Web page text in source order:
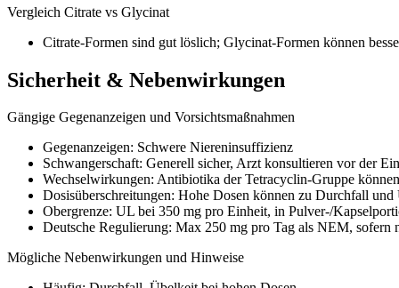
Vergleich Citrate vs Glycinat
Citrate-Formen sind gut löslich; Glycinat-Formen können
Sicherheit & Nebenwirkungen
Gängige Gegenanzeigen und Vorsichtsmaßnahmen
Gegenanzeigen: Schwere Niereninsuffizienz
Schwangerschaft: Generell sicher, Arzt konsultieren vor der
Wechselwirkungen: Antibiotika der Tetracyclin-Gruppe
Dosisüberschreitungen: Hohe Dosen können zu Durchfall
Obergrenze: UL bei 350 mg pro Einheit, in Pulver-/
Deutsche Regulierung: Max 250 mg pro Tag als NEM, sofern
Mögliche Nebenwirkungen und Hinweise